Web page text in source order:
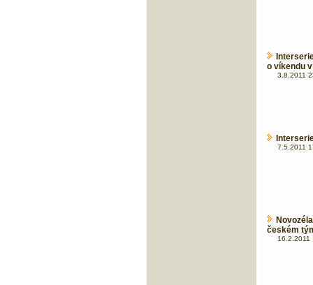
o víkendu
3.8.2011
7.5.2011
českém
16.2.2011